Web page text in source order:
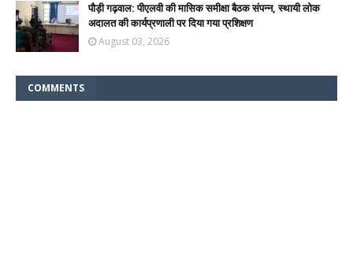
पौड़ी गढ़वाल: पीएलवी की मासिक समीक्षा बैठक संपन्न, स्थायी लोक
अदालत की कार्यप्रणाली पर दिया गया प्रशिक्षण
August 03, 2026
COMMENTS